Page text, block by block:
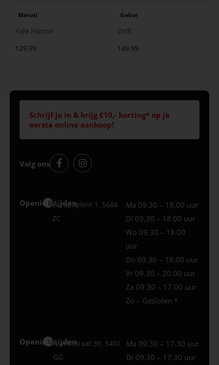
Maruti
Yale Hairon
129.99
Gabor
Drill
149.99
Schrijf je in & krijg €10,- korting* op je
eerste online aankoop!
Volg ons
Openingstijden
Best
Europaplein 1, 5684
ZC
Ma 09.30 – 18.00 uur
Di 09.30 – 18.00 uur
Wo 09.30 – 18.00
uur
Do 09.30 – 18.00 uur
Vr 09.30 – 20.00 uur
Za 09.30 – 17.00 uur
Zo – Gesloten *
Openingstijden
Uden
Marktstraat 39, 5401
GG
Ma 09.30 – 17.30 uur
Di 09.30 – 17.30 uur